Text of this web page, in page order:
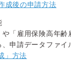
成後の申請方法
や「雇用保険高年
申請データファイ
」方法